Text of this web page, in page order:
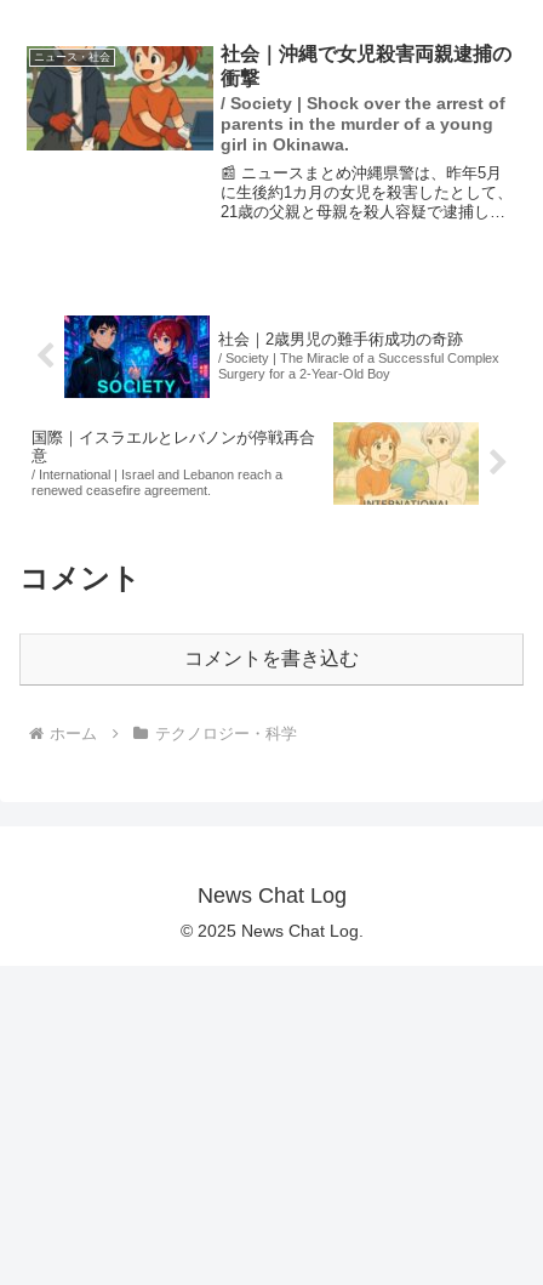
物の干し方にもコツがあるとされ、正し
い方法を知ることで洗濯...
ニュース・社会
社会｜沖縄で女児殺害両親逮捕の
衝撃
/ Society | Shock over the arrest of
parents in the murder of a young
girl in Okinawa.
📰 ニュースまとめ沖縄県警は、昨年5月
に生後約1カ月の女児を殺害したとして、
21歳の父親と母親を殺人容疑で逮捕しま
社会｜2歳男児の難手術成功の奇跡
/ Society | The Miracle of a Successful Complex
Surgery for a 2-Year-Old Boy
国際｜イスラエルとレバノンが停戦再合
意
/ International | Israel and Lebanon reach a
renewed ceasefire agreement.
コメント
コメントを書き込む
ホーム テクノロジー・科学
News Chat Log
© 2025 News Chat Log.